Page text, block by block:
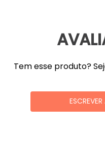
Tem esse produto?